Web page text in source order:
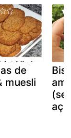
de
muesli